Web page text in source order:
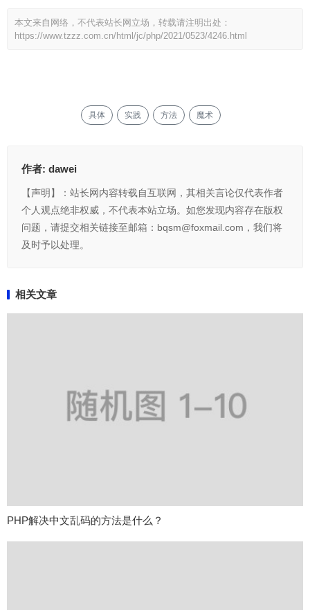
本文来自网络，不代表站长网立场，转载请注明出处：
https://www.tzzz.com.cn/html/jc/php/2021/0523/4246.html
具体 实践 方法 魔术
作者: dawei
【声明】：站长网内容转载自互联网，其相关言论仅代表作者
个人观点绝非权威，不代表本站立场。如您发现内容存在版权
问题，请提交相关链接至邮箱：bqsm@foxmail.com，我们将
及时予以处理。
相关文章
PHP解决中文乱码的方法是什么？